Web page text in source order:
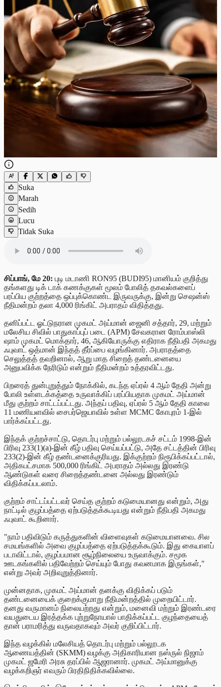
Suka
Marah
Sedih
Lucu
Tidak Suka
சிப்பாங், மே 20: புடி மடாணி RON95 (BUDI95) மானியம் குறித்து
தங்களது டிக் டாக் கணக்குகள் மூலம் போலித் தகவல்களைப்
பரப்பிய குற்றத்தை ஒப்புக்கொண்ட இருவருக்கு, இன்று செஷன்ஸ்
நீதிமன்றம் தலா 4,000 ரிங்கிட் அபராதம் விதித்தது.
தனிப்பட்ட ஓட்டுநரான முகமட் அய்மான் ஜைனி சத்தார், 29, மற்றும்
மலேசிய சிவில் பாதுகாப்புப் படை (APM) சேவகரான ரோம்பாஸ்லி
ஷாம் முகமட் மொக்தார், 46, ஆகியோருக்கு எதிராக நீதிபதி அகமது
ஃபுவாட் ஒத்மான் இந்தத் தீர்ப்பை வழங்கினார். அபராதத்தை
செலுத்தத் தவறினால், ஆறு மாத சிறைத் தண்டனையை
அனுபவிக்க நேரிடும் என்றும் நீதிமன்றம் உத்தரவிட்டது.
பிறரைத் துன்புறுத்தும் நோக்கில், கடந்த ஏப்ரல் 4 ஆம் தேதி அன்று
போலி உள்ளடக்கத்தை உருவாக்கிப் பரப்பியதாக முகமட் அய்மான்
மீது குற்றம் சாட்டப்பட்டது. அந்தப் பதிவு, ஏப்ரல் 5 ஆம் தேதி காலை
11 மணியளவில் சைபர்ஜெயாவில் உள்ள MCMC கோபுரம் 1-இல்
பார்க்கப்பட்டது.
இந்தக் குற்றச்சாட்டு, தொடர்பு மற்றும் பல்லூடகச் சட்டம் 1998-இன்
பிரிவு 233(1)(a)-இன் கீழ் பதிவு செய்யப்பட்டு, அதே சட்டத்தின் பிரிவு
233(2)-இன் கீழ் தண்டனைக்குரியது. இக்குற்றம் நிரூபிக்கப்பட்டால்,
அதிகபட்சமாக 500,000 ரிங்கிட் அபராதம் அல்லது இரண்டு
ஆண்டுகள் வரை சிறைத்தண்டனை அல்லது இரண்டும்
விதிக்கப்படலாம்.
குற்றம் சாட்டப்பட்டவர் செய்த குற்றம் கடுமையானது என்றும், அது
நாட்டில் குழப்பத்தை ஏற்படுத்தக்கூடியது என்றும் நீதிபதி அகமது
ஃபுவாட் கூறினார்.
"நாம் பதிவிடும் கருத்துகளின் விளைவுகள் கடுமையானவை. சில
சமயங்களில் அவை குழப்பத்தை ஏற்படுத்தக்கூடும். இது கையாளப்
படாவிட்டால், குழப்பமான சூழ்நிலையை உருவாக்கும். சமூக
ஊடகங்களில் பதிவேற்றம் செய்யும் போது கவனமாக இருங்கள்,"
என்று அவர் அறிவுறுத்தினார்.
முன்னதாக, முகமட் அய்மான் தனக்கு விதிக்கப் படும்
தண்டனையைக் குறைக்குமாறு நீதிமன்றத்தில் முறையிட்டார்.
தனது வருமானம் நிலையற்றது என்றும், மனைவி மற்றும் இரண்டரை
வயதுடைய இரத்தக்க புற்றுநோயால் பாதிக்கப்பட்ட குழந்தையைத்
தான் பராமரித்து வருவதாகவும் அவர் குறிப்பிட்டார்.
இந்த வழக்கில் மலேசியத் தொடர்பு மற்றும் பல்லூடக
ஆணையத்தின் (SKMM) வழக்கு அதிகாரியான நஸ்ருல் நிஜாம்
முகமட் ஜமேரி அரசு தரப்பில் ஆஜரானார். முகமட் அய்மானுக்கு
வழக்கறிஞர் எவரும் பிரதிநிதிக்கவில்லை.